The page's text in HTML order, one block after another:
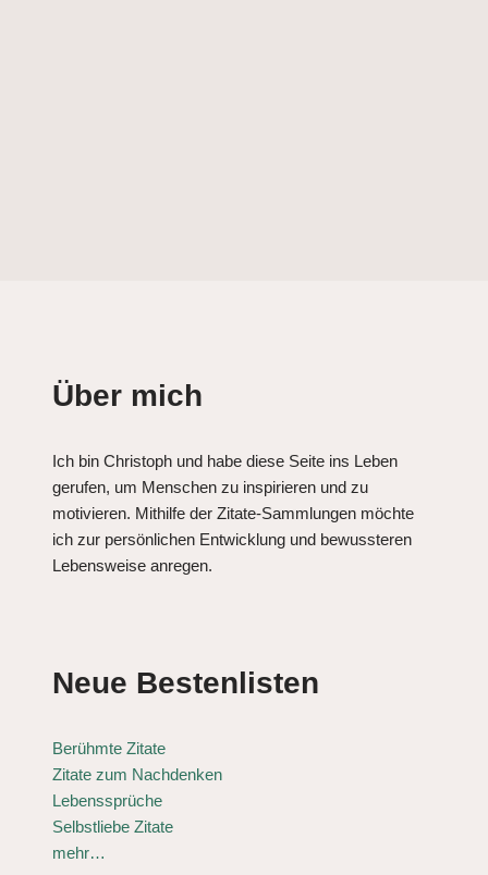
Über mich
Ich bin Christoph und habe diese Seite ins Leben
gerufen, um Menschen zu inspirieren und zu
motivieren. Mithilfe der Zitate-Sammlungen möchte
ich zur persönlichen Entwicklung und bewussteren
Lebensweise anregen.
Neue Bestenlisten
Berühmte Zitate
Zitate zum Nachdenken
Lebenssprüche
Selbstliebe Zitate
mehr…